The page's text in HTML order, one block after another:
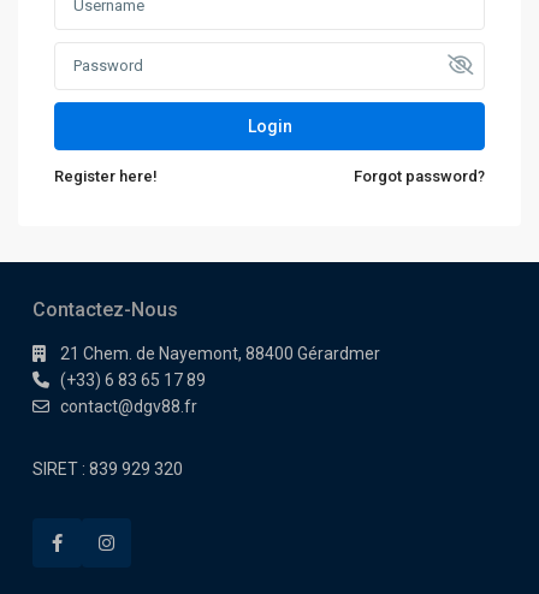
Login
Register here! Forgot password?
Contactez-Nous
21 Chem. de Nayemont, 88400 Gérardmer
(+33) 6 83 65 17 89
contact@dgv88.fr
SIRET : 839 929 320